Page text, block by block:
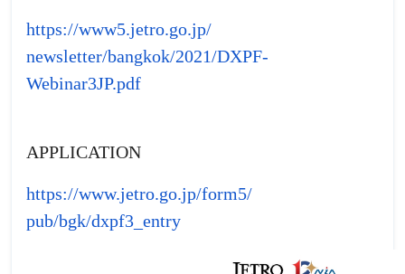
https://www5.jetro.go.jp/
newsletter/bangkok/2021/DXPF-
Webinar3JP.pdf
APPLICATION
https://www.jetro.go.jp/form5/
pub/bgk/dxpf3_entry